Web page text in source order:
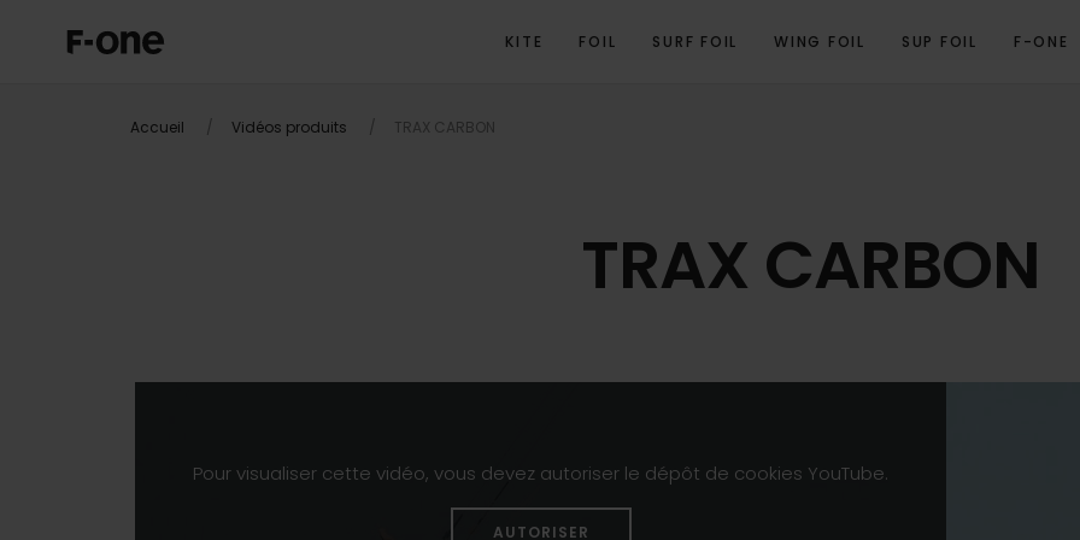
KITE FOIL SURF FOIL WING FOIL SUP FOIL F-ONE
TRAX CARBON
Accueil Vidéos produits TRAX CARBON
Pour visualiser cette vidéo, vous devez autoriser le dépôt de cookies YouTube.
AUTORISER